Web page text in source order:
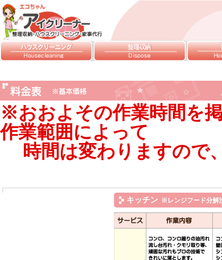
※おおよその作業時間を
作業範囲によって
時間は変わりますので
キッチン ※レンジフード分解